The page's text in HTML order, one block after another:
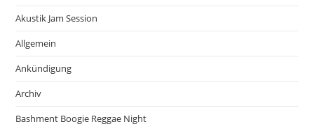
Akustik Jam Session
Allgemein
Ankündigung
Archiv
Bashment Boogie Reggae Night